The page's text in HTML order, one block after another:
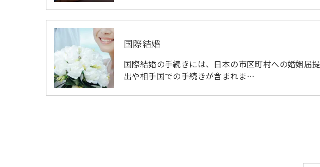
国際結婚
国際結婚の手続きには、日本の市区町村への婚姻届提
出や相手国での手続きが含まれま…